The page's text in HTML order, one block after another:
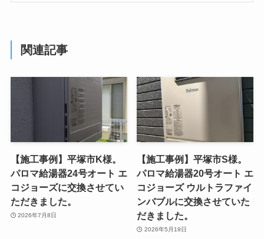
関連記事
【施工事例】平塚市K様。
パロマ給湯器24号オート エ
コジョーズに交換させてい
ただきました。
2026年7月8日
【施工事例】平塚市S様。
パロマ給湯器20号オート エ
コジョーズ ウルトラファイ
ンバブルに交換させていた
だきました。
2026年5月19日